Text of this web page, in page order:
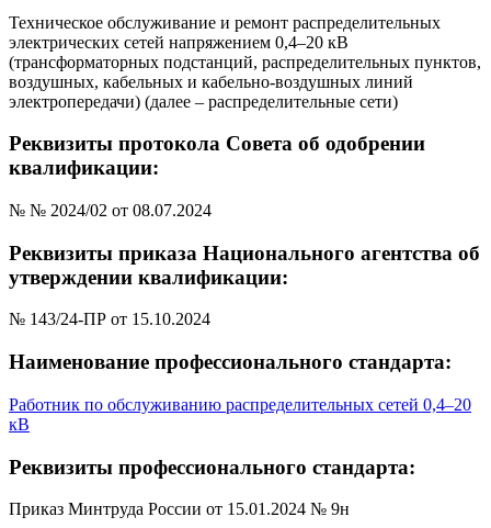
Техническое обслуживание и ремонт распределительных
электрических сетей напряжением 0,4–20 кВ
(трансформаторных подстанций, распределительных пунктов,
воздушных, кабельных и кабельно-воздушных линий
электропередачи) (далее – распределительные сети)
Реквизиты протокола Совета об одобрении
квалификации:
№ № 2024/02 от 08.07.2024
Реквизиты приказа Национального агентства об
утверждении квалификации:
№ 143/24-ПР от 15.10.2024
Наименование профессионального стандарта:
Работник по обслуживанию распределительных сетей 0,4–20
кВ
Реквизиты профессионального стандарта:
Приказ Минтруда России от 15.01.2024 № 9н